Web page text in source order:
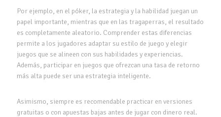
Por ejemplo, en el póker, la estrategia y la habilidad juegan un
papel importante, mientras que en las tragaperras, el resultado
es completamente aleatorio. Comprender estas diferencias
permite a los jugadores adaptar su estilo de juego y elegir
juegos que se alineen con sus habilidades y experiencias.
Además, participar en juegos que ofrezcan una tasa de retorno
más alta puede ser una estrategia inteligente.
Asimismo, siempre es recomendable practicar en versiones
gratuitas o con apuestas bajas antes de jugar con dinero real.